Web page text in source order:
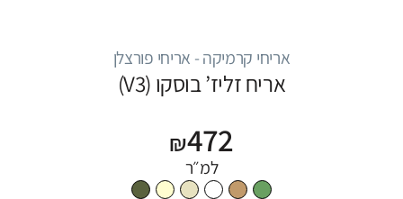
אריחי קרמיקה - אריחי פורצלן
אריח זליז’ בוסקו (V3)
₪472
למ״ר